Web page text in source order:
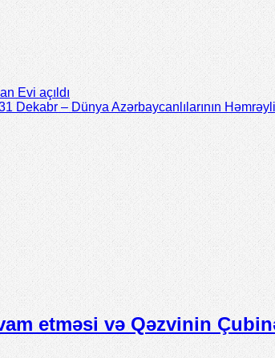
Evi açıldı
– Dünya Azərbaycanlılarının
etməsi və Qəzvinin